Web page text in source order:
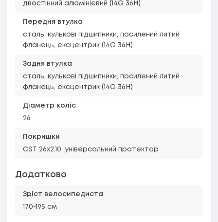
двостінний алюмінієвий (14G 36H)
Передня втулка
сталь, кулькові підшипники, посилений литий
фланець, ексцентрик (14G 36H)
Задня втулка
сталь, кулькові підшипники, посилений литий
фланець, ексцентрик (14G 36H)
Діаметр коліс
26
Покришки
CST 26x2.10, універсальний протектор
Додатково
Зріст велосипедиста
170-195 см